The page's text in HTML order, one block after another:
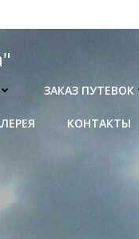
ЗАКАЗ ПУТЕВОК
КОНТАКТЫ